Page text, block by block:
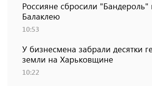
Россияне сбросили "Бандероль"
Балаклею
10:53
У бизнесмена забрали десятки
земли на Харьковщине
10:22